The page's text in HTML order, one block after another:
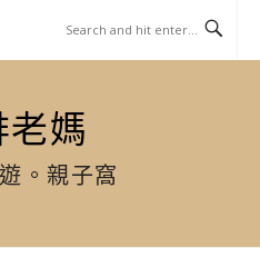
老媽
。親子窩